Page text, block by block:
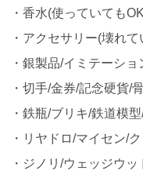
・香水(使っていても
・アクセサリー(壊れ
・銀製品/イミテーショ
・切手/金券/記念硬貨/
・鉄瓶/ブリキ/鉄道模
・リヤドロ/マイセン/
・ジノリ/ウェッジウ